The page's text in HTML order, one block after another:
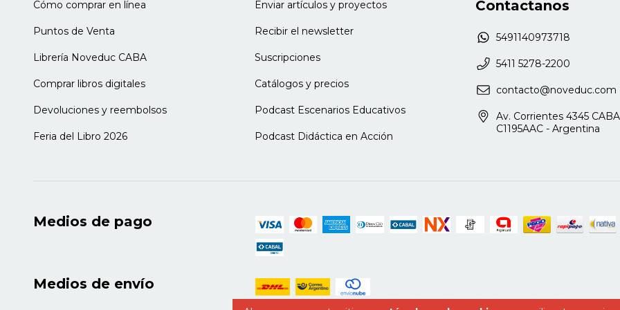
Cómo comprar en línea
Puntos de Venta
Librería Noveduc CABA
Comprar libros digitales
Devoluciones y reembolsos
Feria del Libro 2026
Enviar artículos y proyectos
Recibir el newsletter
Suscripciones
Catálogos y precios
Podcast Escenarios Educativos
Podcast Didáctica en Acción
Contactanos
5491140973718
5411 5278-2200
contacto@noveduc.com
Av. Corrientes 4345
C1195AAC - Argentina
Medios de pago
Medios de envío